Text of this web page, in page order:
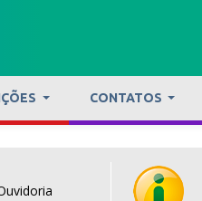
CONTATOS